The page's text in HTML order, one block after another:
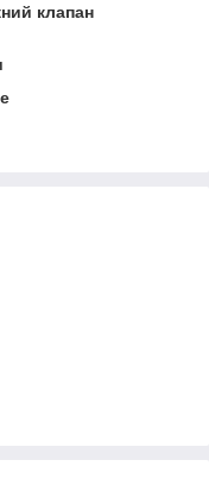
клапан